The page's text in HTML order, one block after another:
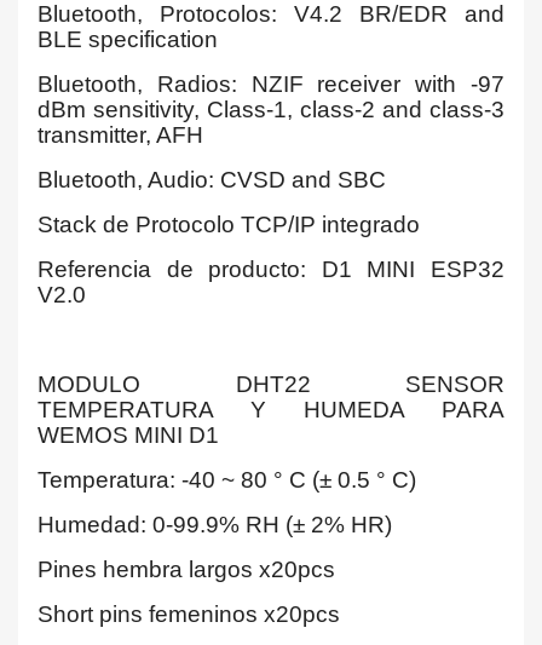
Bluetooth, Protocolos: V4.2 BR/EDR and
BLE specification
Bluetooth, Radios: NZIF receiver with -97
dBm sensitivity, Class-1, class-2 and class-3
transmitter, AFH
Bluetooth, Audio: CVSD and SBC
Stack de Protocolo TCP/IP integrado
Referencia de producto: D1 MINI ESP32
V2.0
MODULO DHT22 SENSOR
TEMPERATURA Y HUMEDA PARA
WEMOS MINI D1
Temperatura: -40 ~ 80 ° C (± 0.5 ° C)
Humedad: 0-99.9% RH (± 2% HR)
Pines hembra largos x20pcs
Short pins femeninos x20pcs